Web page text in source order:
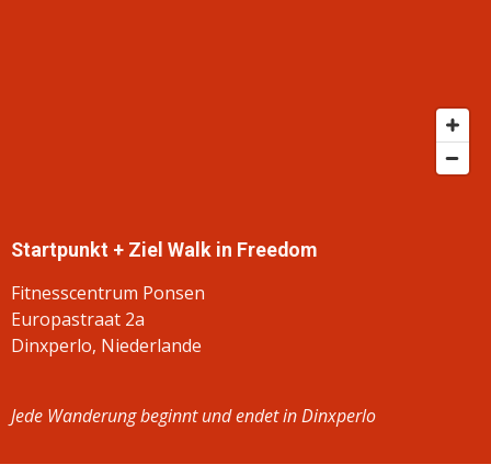
Startpunkt + Ziel Walk in Freedom
Fitnesscentrum Ponsen
Europastraat 2a
Dinxperlo, Niederlande
Jede Wanderung beginnt und endet in Dinxperlo